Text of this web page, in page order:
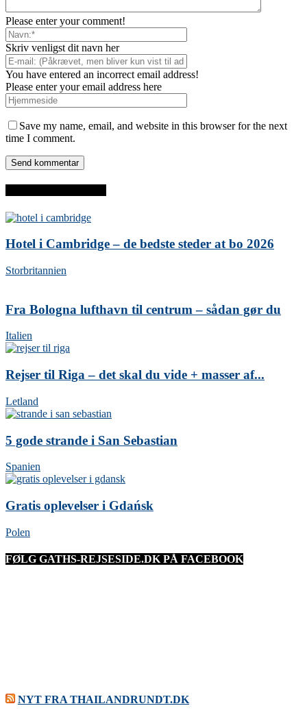
Please enter your comment!
Skriv venligst dit navn her
You have entered an incorrect email address!
Please enter your email address here
Save my name, email, and website in this browser for the next
time I comment.
Hotel i Cambridge – de bedste steder at bo 2026
Storbritannien
Fra Bologna lufthavn til centrum – sådan gør du
Italien
Rejser til Riga – det skal du vide + masser af...
Letland
5 gode strande i San Sebastian
Spanien
Gratis oplevelser i Gdańsk
Polen
FØLG GATHS-REJSESIDE.DK PÅ FACEBOOK
NYT FRA THAILANDRUNDT.DK